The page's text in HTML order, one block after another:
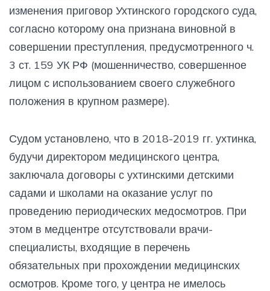
изменения приговор Ухтинского городского суда,
согласно которому она признана виновной в
совершении преступления, предусмотренного ч.
3 ст. 159 УК РФ (мошенничество, совершенное
лицом с использованием своего служебного
положения в крупном размере).
Судом установлено, что в 2018-2019 гг. ухтинка,
будучи директором медицинского центра,
заключала договоры с ухтинскими детскими
садами и школами на оказание услуг по
проведению периодических медосмотров. При
этом в медцентре отсутствовали врачи-
специалисты, входящие в перечень
обязательных при прохождении медицинских
осмотров. Кроме того, у центра не имелось